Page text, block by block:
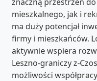
mieszkalnego, jak i
ma duży potencjał
firmy i mieszkańców.
aktywnie wspiera
Leszno-graniczy z-
możliwości